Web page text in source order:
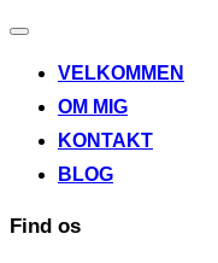
Slå
til/fraVELKOMMEN
OM MIG
KONTAKT
BLOG
Find os